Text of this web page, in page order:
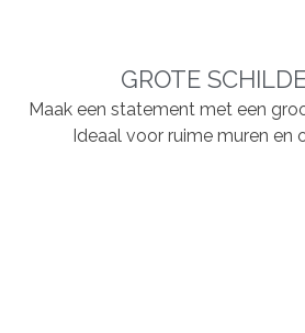
GROTE
Maak een statement met een
Ideaal voor ruime muren en